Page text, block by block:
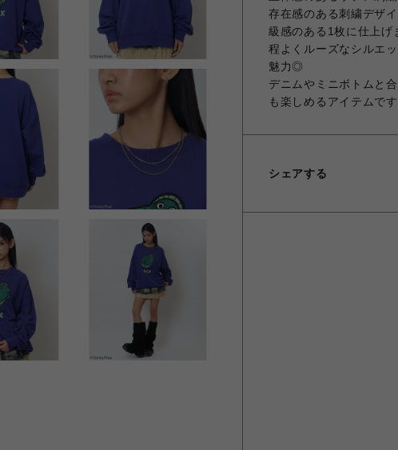
存在感のある刺繍デザ
級感のある1枚に仕上げ
程よくルーズなシルエ
魅力◎
デニムやミニボトムと
も楽しめるアイテムです
シェアする